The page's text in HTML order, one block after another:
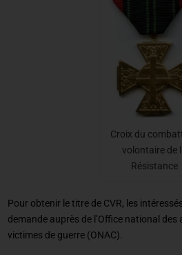
Croix du
volontaire de
Résistance
Pour obtenir le titre de CVR, les
demande auprès de l’Office national
victimes de guerre (ONAC).